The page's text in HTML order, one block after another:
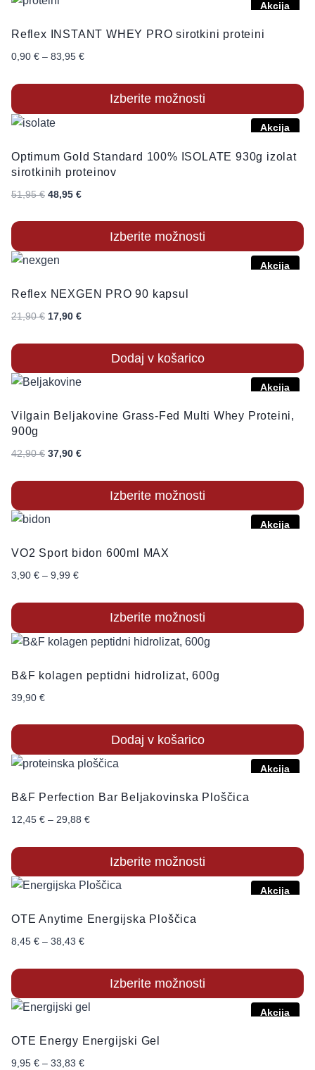
Akcija
Reflex INSTANT WHEY PRO sirotkini proteini
0,90 € – 83,95 €
Izberite možnosti
Akcija
Optimum Gold Standard 100% ISOLATE 930g izolat
sirotkinih proteinov
51,95€ 48,95 €
Izberite možnosti
Akcija
Reflex NEXGEN PRO 90 kapsul
21,90€ 17,90 €
Dodaj v košarico
Akcija
Vilgain Beljakovine Grass-Fed Multi Whey Proteini,
900g
42,90€ 37,90 €
Izberite možnosti
Akcija
VO2 Sport bidon 600ml MAX
3,90 € – 9,99 €
Izberite možnosti
B&F kolagen peptidni hidrolizat, 600g
39,90 €
Dodaj v košarico
Akcija
B&F Perfection Bar Beljakovinska Ploščica
12,45 € – 29,88 €
Izberite možnosti
Akcija
OTE Anytime Energijska Ploščica
8,45 € – 38,43 €
Izberite možnosti
Akcija
OTE Energy Energijski Gel
9,95 € – 33,83 €